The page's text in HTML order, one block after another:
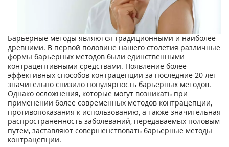
Барьерные методы являются традиционными и наиболее
древними. В первой половине нашего столетия различные
формы барьерных методов были единственными
контрацептивными средствами. Появление более
эффективных способов контрацепции за последние 20 лет
значительно снизило популярность барьерных методов.
Однако осложнения, которые могут возникать при
применении более современных методов контрацепции,
противопоказания к использованию, а также значительная
распространенность заболеваний, передаваемых половым
путем, заставляют совершенствовать барьерные методы
контрацепции.